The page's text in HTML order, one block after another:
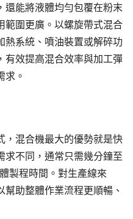
還能將液體均勻包覆在粉末
範圍更廣。以螺旋帶式混合
熱系統、噴油裝置或解碎功
有效提高混合效率與加工彈
求。
，混合機最大的優勢就是快
求不同，通常只需幾分鐘至
製程時間。對生產線來
助整體作業流程更順暢、